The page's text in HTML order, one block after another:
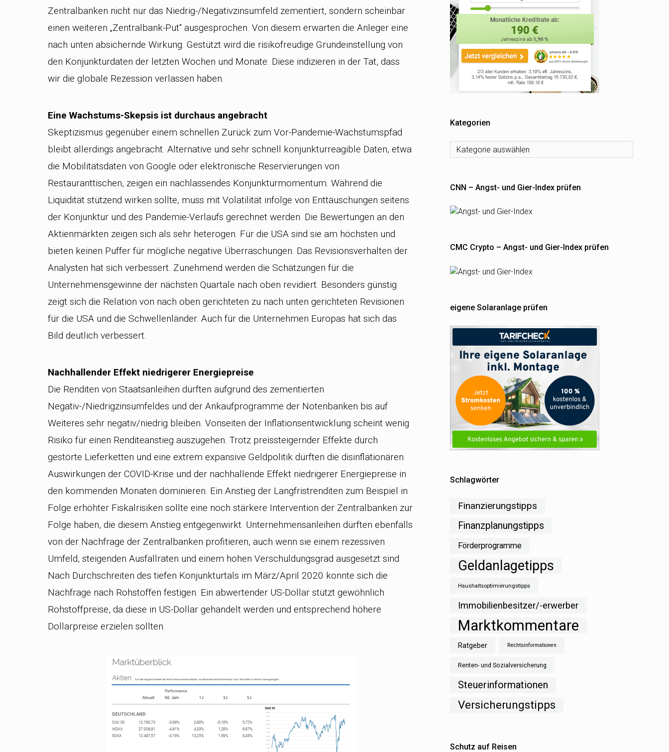
Zentralbanken nicht nur das Niedrig-/Negativzinsumfeld zementiert, sondern scheinbar
einen weiteren „Zentralbank-Put“ ausgesprochen. Von diesem erwarten die Anleger eine
nach unten absichernde Wirkung. Gestützt wird die risikofreudige Grundeinstellung von
den Konjunkturdaten der letzten Wochen und Monate. Diese indizieren in der Tat, dass
wir die globale Rezession verlassen haben.
Eine Wachstums-Skepsis ist durchaus angebracht
Skeptizismus gegenüber einem schnellen Zurück zum Vor-Pandemie-Wachstumspfad
bleibt allerdings angebracht. Alternative und sehr schnell konjunkturreagible Daten, etwa
die Mobilitätsdaten von Google oder elektronische Reservierungen von
Restauranttischen, zeigen ein nachlassendes Konjunkturmomentum. Während die
Liquidität stützend wirken sollte, muss mit Volatilität infolge von Enttäuschungen seitens
der Konjunktur und des Pandemie-Verlaufs gerechnet werden. Die Bewertungen an den
Aktienmärkten zeigen sich als sehr heterogen. Für die USA sind sie am höchsten und
bieten keinen Puffer für mögliche negative Überraschungen. Das Revisionsverhalten der
Analysten hat sich verbessert. Zunehmend werden die Schätzungen für die
Unternehmensgewinne der nächsten Quartale nach oben revidiert. Besonders günstig
zeigt sich die Relation von nach oben gerichteten zu nach unten gerichteten Revisionen
für die USA und die Schwellenländer. Auch für die Unternehmen Europas hat sich das
Bild deutlich verbessert.
Nachhallender Effekt niedrigerer Energiepreise
Die Renditen von Staatsanleihen dürften aufgrund des zementierten
Negativ-/Niedrigzinsumfeldes und der Ankaufprogramme der Notenbanken bis auf
Weiteres sehr negativ/niedrig bleiben. Vonseiten der Inflationsentwicklung scheint wenig
Risiko für einen Renditeanstieg auszugehen. Trotz preissteigernder Effekte durch
gestörte Lieferketten und eine extrem expansive Geldpolitik dürften die disinflationären
Auswirkungen der COVID-Krise und der nachhallende Effekt niedrigerer Energiepreise in
den kommenden Monaten dominieren. Ein Anstieg der Langfristrenditen zum Beispiel in
Folge erhöhter Fiskalrisiken sollte eine noch stärkere Intervention der Zentralbanken zur
Folge haben, die diesem Anstieg entgegenwirkt. Unternehmensanleihen dürften ebenfalls
von der Nachfrage der Zentralbanken profitieren, auch wenn sie einem rezessiven
Umfeld, steigenden Ausfallraten und einem hohen Verschuldungsgrad ausgesetzt sind.
Nach Durchschreiten des tiefen Konjunkturtals im März/April 2020 konnte sich die
Nachfrage nach Rohstoffen festigen. Ein abwertender US-Dollar stützt gewöhnlich
Rohstoffpreise, da diese in US-Dollar gehandelt werden und entsprechend höhere
Dollarpreise erzielen sollten.
Kategorien
Kategorien
CNN – Angst- und Gier-Index prüfen
CMC Crypto – Angst- und Gier-Index prüfen
eigene Solaranlage prüfen
Schlagwörter
Finanzierungstipps
Finanzplanungstipps
Förderprogramme
Geldanlagetipps
Haushaltsoptimierungstipps
Immobilienbesitzer/-erwerber
Marktkommentare
Ratgeber Rechtsinformationen
Renten- und Sozialversicherung
Steuerinformationen
Versicherungstipps
Schutz auf Reisen